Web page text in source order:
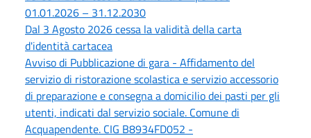
01.01.2026 – 31.12.2030
Dal 3 Agosto 2026 cessa la validità della carta
d'identità cartacea
Avviso di Pubblicazione di gara - Affidamento del
servizio di ristorazione scolastica e servizio accessorio
di preparazione e consegna a domicilio dei pasti per gli
utenti, indicati dal servizio sociale. Comune di
Acquapendente. CIG B8934FD052 -